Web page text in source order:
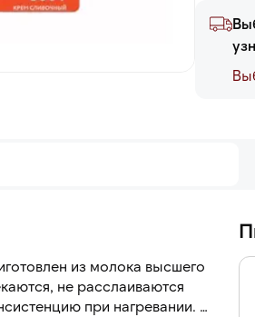
из молока высшего
не расслаиваются
при нагревании.